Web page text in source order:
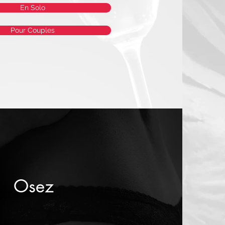
En Solo
Pour Couples
Osez